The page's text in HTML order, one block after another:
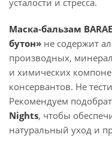
усталости и стресса.
Маска-бальзам
бутон» не содержит
производных,
и химических
консервантов. Не
Рекомендуем
Nights, чтобы
натуральный уход и